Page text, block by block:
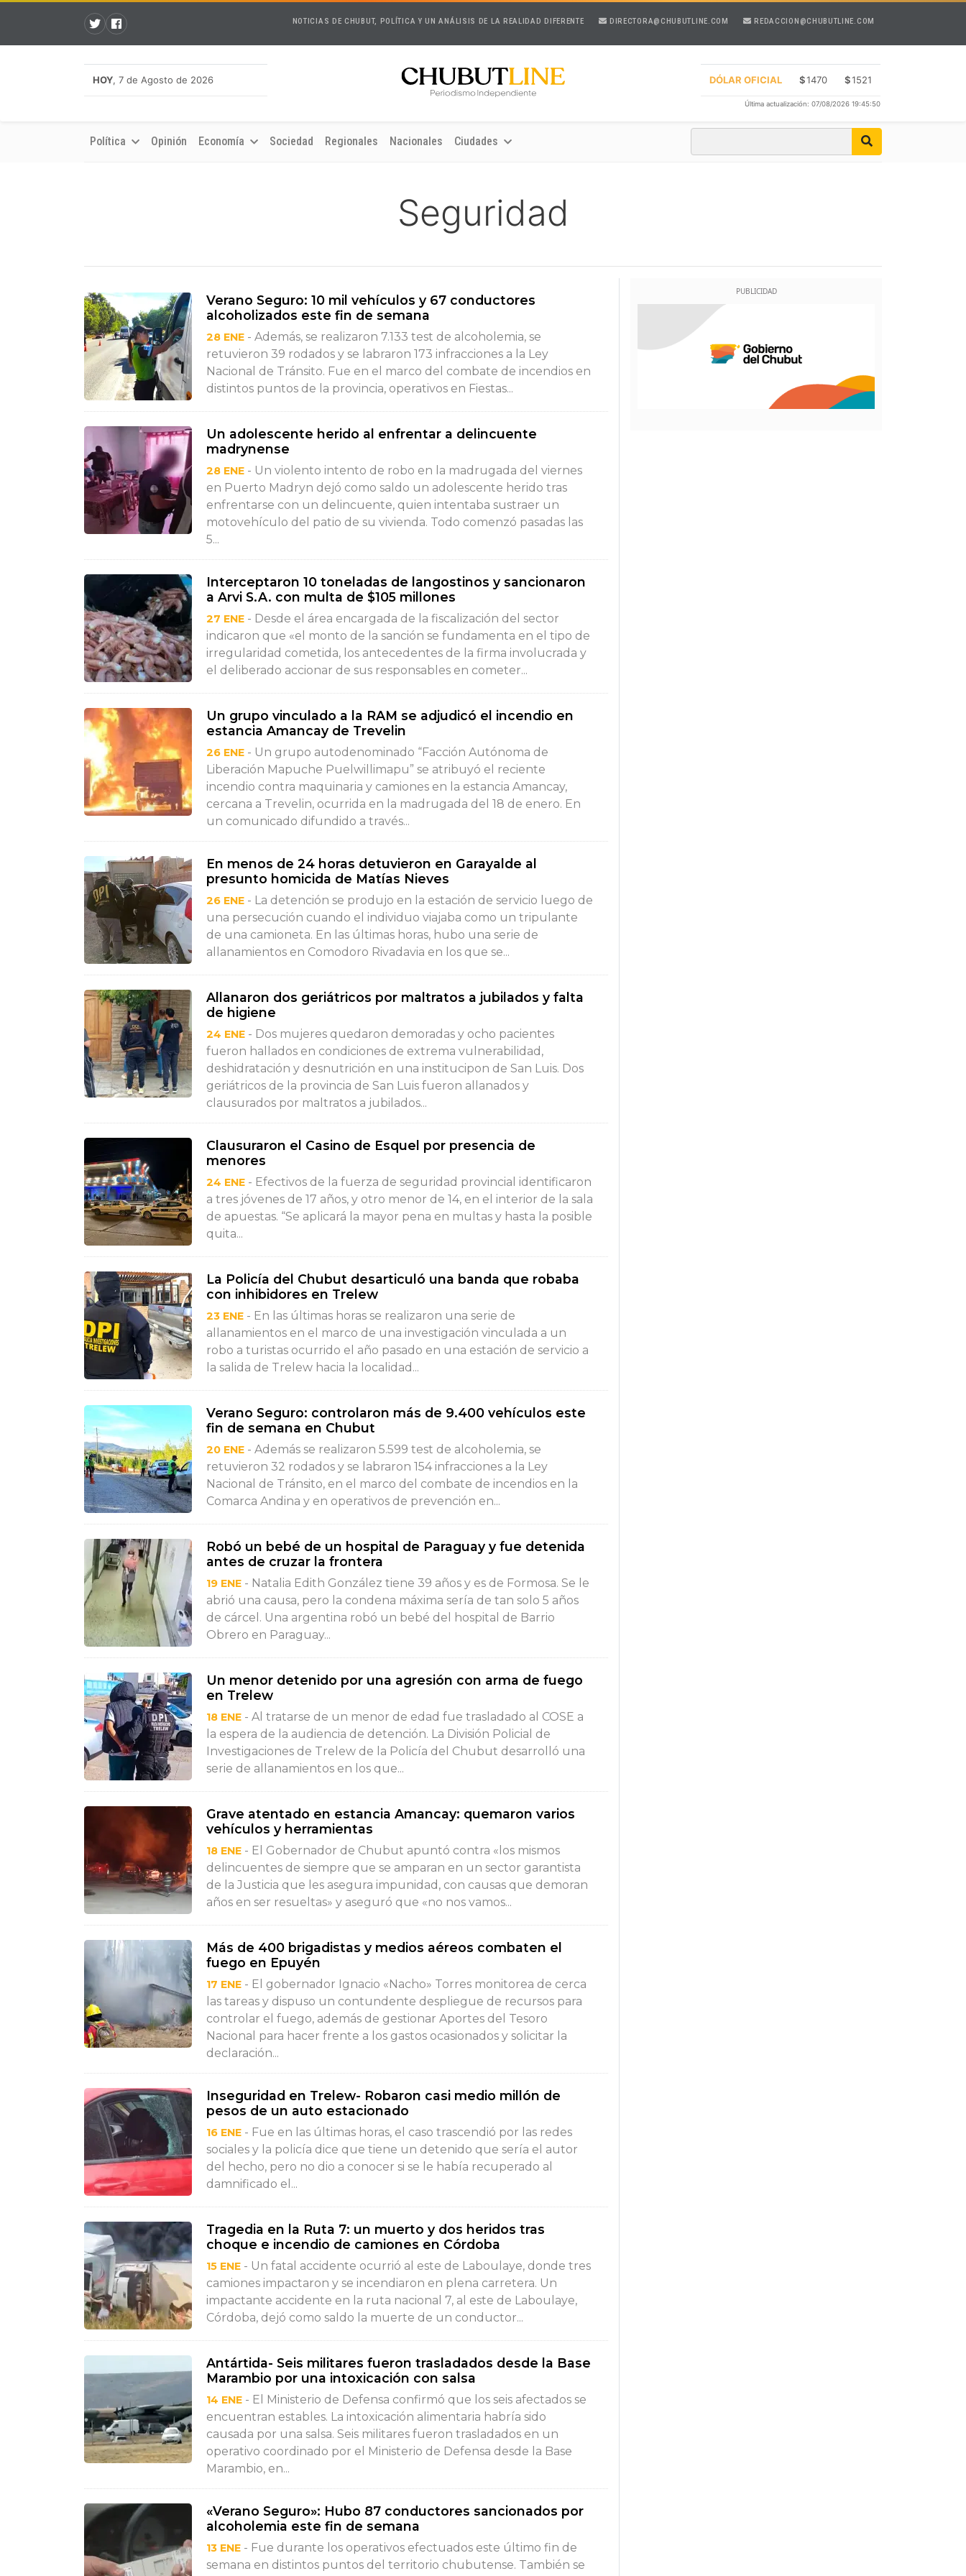
NOTICIAS DE CHUBUT, POLÍTICA Y UN ANÁLISIS DE LA REALIDAD DIFERENTE DIRECTORA@CHUBUTLINE.COM REDACCION@CHUBUTLINE.COM
HOY, 7 de Agosto de 2026 DÓLAR OFICIAL $1470 $1521
Última actualización: 07/08/2026 19:45:50
Política Opinión Economía Sociedad Regionales Nacionales Ciudades
Seguridad
Verano Seguro: 10 mil vehículos y 67 conductores
alcoholizados este fin de semana
28 ENE - Además, se realizaron 7.133 test de alcoholemia, se
retuvieron 39 rodados y se labraron 173 infracciones a la Ley
Nacional de Tránsito. Fue en el marco del combate de incendios en
distintos puntos de la provincia, operativos en Fiestas...
Un adolescente herido al enfrentar a delincuente
madrynense
28 ENE - Un violento intento de robo en la madrugada del viernes
en Puerto Madryn dejó como saldo un adolescente herido tras
enfrentarse con un delincuente, quien intentaba sustraer un
motovehículo del patio de su vivienda. Todo comenzó pasadas las
5...
Interceptaron 10 toneladas de langostinos y sancionaron
a Arvi S.A. con multa de $105 millones
27 ENE - Desde el área encargada de la fiscalización del sector
indicaron que «el monto de la sanción se fundamenta en el tipo de
irregularidad cometida, los antecedentes de la firma involucrada y
el deliberado accionar de sus responsables en cometer...
Un grupo vinculado a la RAM se adjudicó el incendio en
estancia Amancay de Trevelin
26 ENE - Un grupo autodenominado “Facción Autónoma de
Liberación Mapuche Puelwillimapu” se atribuyó el reciente
incendio contra maquinaria y camiones en la estancia Amancay,
cercana a Trevelin, ocurrida en la madrugada del 18 de enero. En
un comunicado difundido a través...
En menos de 24 horas detuvieron en Garayalde al
presunto homicida de Matías Nieves
26 ENE - La detención se produjo en la estación de servicio luego de
una persecución cuando el individuo viajaba como un tripulante
de una camioneta. En las últimas horas, hubo una serie de
allanamientos en Comodoro Rivadavia en los que se...
Allanaron dos geriátricos por maltratos a jubilados y falta
de higiene
24 ENE - Dos mujeres quedaron demoradas y ocho pacientes
fueron hallados en condiciones de extrema vulnerabilidad,
deshidratación y desnutrición en una institucipon de San Luis. Dos
geriátricos de la provincia de San Luis fueron allanados y
clausurados por maltratos a jubilados...
Clausuraron el Casino de Esquel por presencia de
menores
24 ENE - Efectivos de la fuerza de seguridad provincial identificaron
a tres jóvenes de 17 años, y otro menor de 14, en el interior de la sala
de apuestas. “Se aplicará la mayor pena en multas y hasta la posible
quita...
La Policía del Chubut desarticuló una banda que robaba
con inhibidores en Trelew
23 ENE - En las últimas horas se realizaron una serie de
allanamientos en el marco de una investigación vinculada a un
robo a turistas ocurrido el año pasado en una estación de servicio a
la salida de Trelew hacia la localidad...
Verano Seguro: controlaron más de 9.400 vehículos este
fin de semana en Chubut
20 ENE - Además se realizaron 5.599 test de alcoholemia, se
retuvieron 32 rodados y se labraron 154 infracciones a la Ley
Nacional de Tránsito, en el marco del combate de incendios en la
Comarca Andina y en operativos de prevención en...
Robó un bebé de un hospital de Paraguay y fue detenida
antes de cruzar la frontera
19 ENE - Natalia Edith González tiene 39 años y es de Formosa. Se le
abrió una causa, pero la condena máxima sería de tan solo 5 años
de cárcel. Una argentina robó un bebé del hospital de Barrio
Obrero en Paraguay...
Un menor detenido por una agresión con arma de fuego
en Trelew
18 ENE - Al tratarse de un menor de edad fue trasladado al COSE a
la espera de la audiencia de detención. La División Policial de
Investigaciones de Trelew de la Policía del Chubut desarrolló una
serie de allanamientos en los que...
Grave atentado en estancia Amancay: quemaron varios
vehículos y herramientas
18 ENE - El Gobernador de Chubut apuntó contra «los mismos
delincuentes de siempre que se amparan en un sector garantista
de la Justicia que les asegura impunidad, con causas que demoran
años en ser resueltas» y aseguró que «no nos vamos...
Más de 400 brigadistas y medios aéreos combaten el
fuego en Epuyén
17 ENE - El gobernador Ignacio «Nacho» Torres monitorea de cerca
las tareas y dispuso un contundente despliegue de recursos para
controlar el fuego, además de gestionar Aportes del Tesoro
Nacional para hacer frente a los gastos ocasionados y solicitar la
declaración...
Inseguridad en Trelew- Robaron casi medio millón de
pesos de un auto estacionado
16 ENE - Fue en las últimas horas, el caso trascendió por las redes
sociales y la policía dice que tiene un detenido que sería el autor
del hecho, pero no dio a conocer si se le había recuperado al
damnificado el...
Tragedia en la Ruta 7: un muerto y dos heridos tras
choque e incendio de camiones en Córdoba
15 ENE - Un fatal accidente ocurrió al este de Laboulaye, donde tres
camiones impactaron y se incendiaron en plena carretera. Un
impactante accidente en la ruta nacional 7, al este de Laboulaye,
Córdoba, dejó como saldo la muerte de un conductor...
Antártida- Seis militares fueron trasladados desde la Base
Marambio por una intoxicación con salsa
14 ENE - El Ministerio de Defensa confirmó que los seis afectados se
encuentran estables. La intoxicación alimentaria habría sido
causada por una salsa. Seis militares fueron trasladados en un
operativo coordinado por el Ministerio de Defensa desde la Base
Marambio, en...
«Verano Seguro»: Hubo 87 conductores sancionados por
alcoholemia este fin de semana
13 ENE - Fue durante los operativos efectuados este último fin de
semana en distintos puntos del territorio chubutense. También se